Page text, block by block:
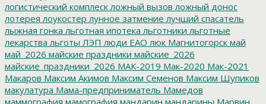
логистический комплеск ложный вызов ложный донос
лотерея лоукостер лунное затмение лучший спасатель
лыжная гонка льготная ипотека льготники льготные
лекарства льготы ЛЭП люди ЕАО люк Магнитогорск май
май_2026 майские праздники майские_2026
майские_праздники_2026 МАК-2019 Мак-2020 Мак-2021
Макаров Максим Акимов Максим Семенов Максим Шупиков
макулатура Мама-предприниматель Мамедов
маммография мамография мандарин мандарины Марвин